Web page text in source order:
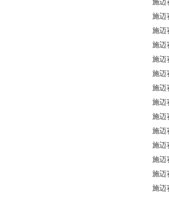
施迈
施迈
施迈
施迈
施迈
施迈
施迈
施迈
施迈
施迈
施迈
施迈
施迈
施迈